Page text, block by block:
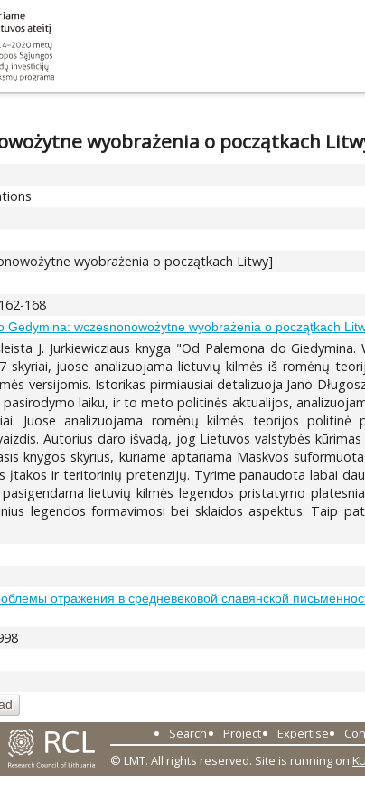
wyobrażenia o początkach
wyobrażenia o początkach Litwy]
168
Gedymina: wczesnonowożytne wyobrażenia o początkach
J. Jurkiewicziaus knyga "Od Palemona do
skyriai, juose analizuojama lietuvių kilmės iš romėnų
versijomis. Istorikas pirmiausiai detalizuoja Jano
laiku, ir to meto politinės aktualijos,
Juose analizuojama romėnų kilmės teorijos
Autorius daro išvadą, jog Lietuvos valstybės
knygos skyrius, kuriame aptariama Maskvos
įtakos ir teritorinių pretenzijų. Tyrime panaudota labai
lietuvių kilmės legendos pristatymo
legendos formavimosi bei sklaidos aspektus. Taip
отражения в средневековой славянской
Search Project Expertise
© LMT. All rights reserved. Site is running on